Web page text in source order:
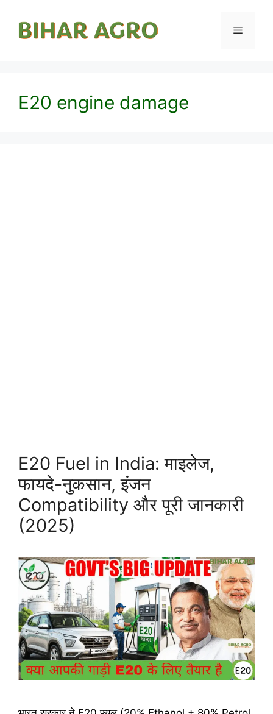
E20 engine damage
E20 Fuel in India: माइलेज,
फायदे-नुकसान, इंजन
Compatibility और पूरी जानकारी
(2025)